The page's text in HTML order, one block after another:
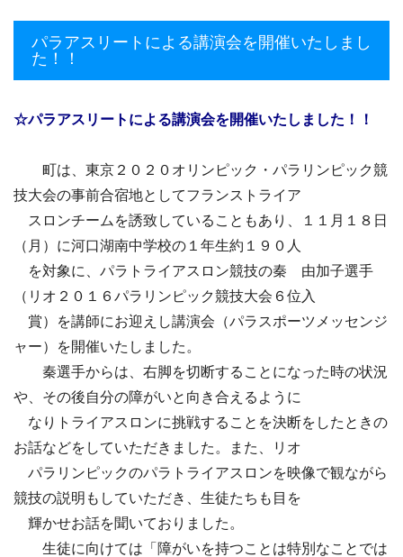
パラアスリートによる講演会を開催いたしまし
た！！
☆パラアスリートによる講演会を開催いたしました！！
町は、東京２０２０オリンピック・パラリンピック競
技大会の事前合宿地としてフランストライア
スロンチームを誘致していることもあり、１１月１８日
（月）に河口湖南中学校の１年生約１９０人
を対象に、パラトライアスロン競技の秦 由加子選手
（リオ２０１６パラリンピック競技大会６位入
賞）を講師にお迎えし講演会（パラスポーツメッセンジ
ャー）を開催いたしました。
秦選手からは、右脚を切断することになった時の状況
や、その後自分の障がいと向き合えるように
なりトライアスロンに挑戦することを決断をしたときの
お話などをしていただきました。また、リオ
パラリンピックのパラトライアスロンを映像で観ながら
競技の説明もしていただき、生徒たちも目を
輝かせお話を聞いておりました。
生徒に向けては「障がいを持つことは特別なことでは